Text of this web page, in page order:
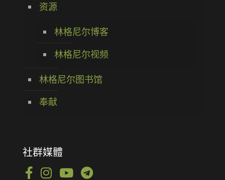
资源
林格尼尔博客
林格尼尔视频
林格尼尔图书馆
奉献
社群媒體